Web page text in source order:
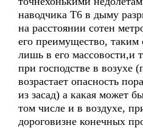
наводчика Т6 в дыму
на расстоянии сотен
его преимущество, таким
лишь в его массовости,и
при господстве в возухе
возрастает опасность
из засад) а какая может
том числе и в воздухе,
дороговизне конечных